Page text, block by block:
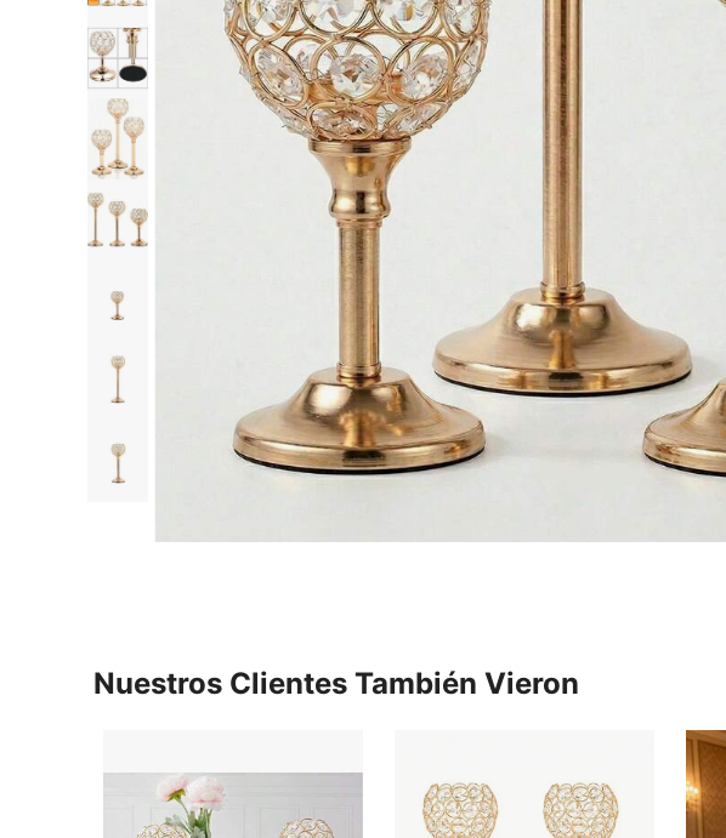
Nuestros Clientes También Vieron